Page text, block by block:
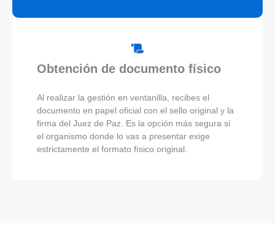
Obtención de documento físico
Al realizar la gestión en ventanilla, recibes el
documento en papel oficial con el sello original y la
firma del Juez de Paz. Es la opción más segura si
el organismo donde lo vas a presentar exige
estrictamente el formato físico original.